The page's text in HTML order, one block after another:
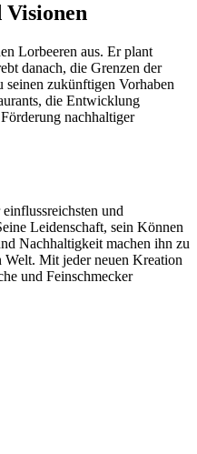
Lorbeeren aus. Er plant
danach, die Grenzen der
zukünftigen Vorhaben
die Entwicklung
nachhaltiger
und
Leidenschaft, sein Können
Nachhaltigkeit machen ihn zu
Mit jeder neuen Kreation
und Feinschmecker